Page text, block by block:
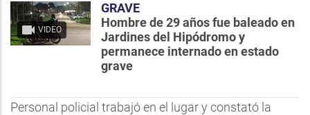
VIDEO
GRAVE
Hombre de 29 años fue baleado en
Jardines del Hipódromo y
permanece internado en estado
grave
Personal policial trabajó en el lugar y constató la